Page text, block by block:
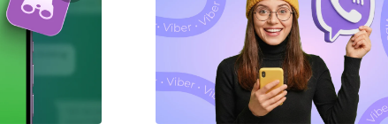
Bu makaleyi paylaş
Bağlantıyı kopyala